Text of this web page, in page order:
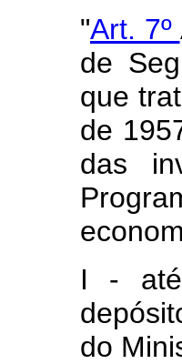
"Art. 7º
de
que
de
das
I -
do